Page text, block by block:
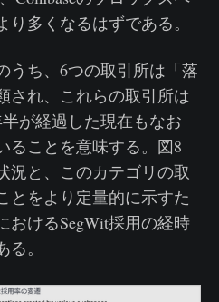
多くなるはずである。
うち、6つの取引所は「落
され、これらの取引所は
が経過した現在もなお
ることを意味する。図8
況と、このカテゴリの取
とをより定量的に示すた
おけるSegWit採用の経時
。